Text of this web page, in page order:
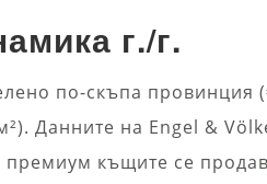
г./г.
по-скъпа провинция
Данните на Engel &
къщите се